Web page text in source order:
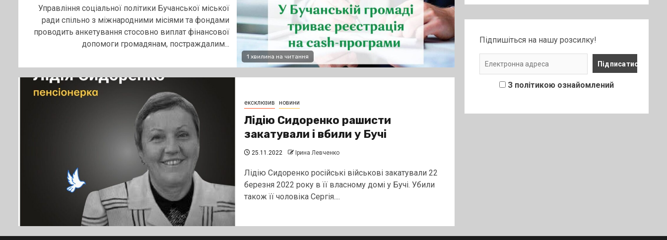
1 хвилина на читання
Управління соціальної політики Бучанської міської
ради спільно з міжнародними місіями та фондами
проводить анкетування стосовно виплат фінансової
допомоги громадянам, постраждалим...
ексклюзив новини
Лідію Сидоренко рашисти
закатували і вбили у Бучі
25.11.2022 Ірина Левченко
Лідію Сидоренко російські військові закатували 22
березня 2022 року в її власному домі у Бучі. Убили
також її чоловіка Сергія....
Підпишіться на нашу розсилку!
З політикою ознайомлений